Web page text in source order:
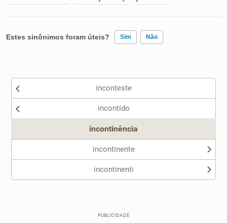
Sinônimos
Estes sinônimos foram úteis? Sim Não
Nenhum dos sinônimos apresentados me ajudou
inconteste
incontido
incontinência
incontinente
incontinenti